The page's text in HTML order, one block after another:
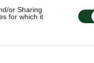
or Sharing
for which it